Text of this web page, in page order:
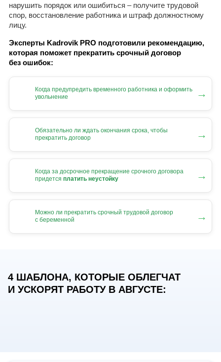
нарушить порядок или ошибиться – получите трудовой
спор, восстановление работника и штраф должностному
лицу.
Эксперты Kadrovik PRO подготовили рекомендацию,
которая поможет прекратить срочный договор
без ошибок:
Когда предупредить временного работника и оформить
увольнение
→
Обязательно ли ждать окончания срока, чтобы
прекратить договор
→
Когда за досрочное прекращение срочного договора
придется платить неустойку →
Можно ли прекратить срочный трудовой договор
с беременной
→
4 ШАБЛОНА, КОТОРЫЕ ОБЛЕГЧАТ
И УСКОРЯТ РАБОТУ В АВГУСТЕ: